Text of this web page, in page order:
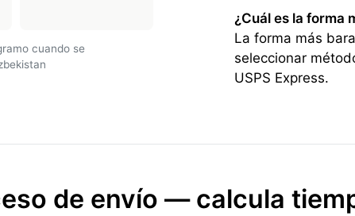
¿Cuál es la forma
La forma más
seleccionar
USPS Express.
cuando se
de envío — calcula